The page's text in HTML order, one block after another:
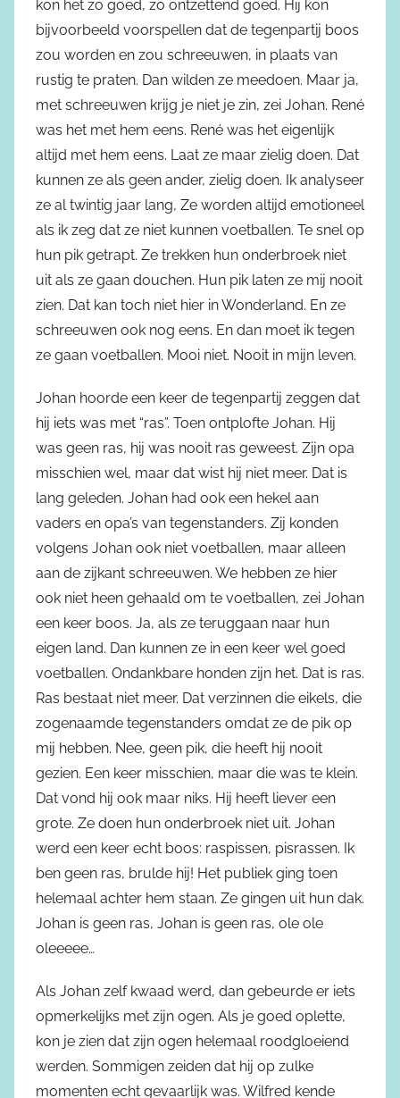
kon het zo goed, zo ontzettend goed. Hij kon
bijvoorbeeld voorspellen dat de tegenpartij boos
zou worden en zou schreeuwen, in plaats van
rustig te praten. Dan wilden ze meedoen. Maar ja,
met schreeuwen krijg je niet je zin, zei Johan. René
was het met hem eens. René was het eigenlijk
altijd met hem eens. Laat ze maar zielig doen. Dat
kunnen ze als geen ander, zielig doen. Ik analyseer
ze al twintig jaar lang, Ze worden altijd emotioneel
als ik zeg dat ze niet kunnen voetballen. Te snel op
hun pik getrapt. Ze trekken hun onderbroek niet
uit als ze gaan douchen. Hun pik laten ze mij nooit
zien. Dat kan toch niet hier in Wonderland. En ze
schreeuwen ook nog eens. En dan moet ik tegen
ze gaan voetballen. Mooi niet. Nooit in mijn leven.
Johan hoorde een keer de tegenpartij zeggen dat
hij iets was met “ras”. Toen ontplofte Johan. Hij
was geen ras, hij was nooit ras geweest. Zijn opa
misschien wel, maar dat wist hij niet meer. Dat is
lang geleden. Johan had ook een hekel aan
vaders en opa’s van tegenstanders. Zij konden
volgens Johan ook niet voetballen, maar alleen
aan de zijkant schreeuwen. We hebben ze hier
ook niet heen gehaald om te voetballen, zei Johan
een keer boos. Ja, als ze teruggaan naar hun
eigen land. Dan kunnen ze in een keer wel goed
voetballen. Ondankbare honden zijn het. Dat is ras.
Ras bestaat niet meer. Dat verzinnen die eikels, die
zogenaamde tegenstanders omdat ze de pik op
mij hebben. Nee, geen pik, die heeft hij nooit
gezien. Een keer misschien, maar die was te klein.
Dat vond hij ook maar niks. Hij heeft liever een
grote. Ze doen hun onderbroek niet uit. Johan
werd een keer echt boos: raspissen, pisrassen. Ik
ben geen ras, brulde hij! Het publiek ging toen
helemaal achter hem staan. Ze gingen uit hun dak.
Johan is geen ras, Johan is geen ras, ole ole
oleeeee…
Als Johan zelf kwaad werd, dan gebeurde er iets
opmerkelijks met zijn ogen. Als je goed oplette,
kon je zien dat zijn ogen helemaal roodgloeiend
werden. Sommigen zeiden dat hij op zulke
momenten echt gevaarlijk was. Wilfred kende